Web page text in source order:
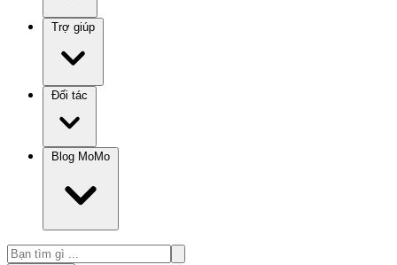
Trợ giúp
Đối tác
Blog MoMo